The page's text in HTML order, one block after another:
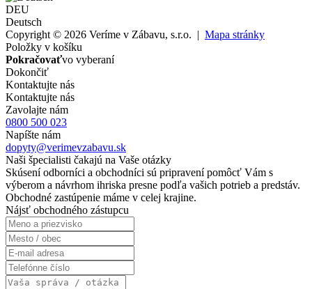
DEU
Deutsch
Copyright © 2026 Veríme v Zábavu, s.r.o. | Mapa stránky
Položky v košíku
Pokračovaťvo vyberaní
Dokončiť
Kontaktujte nás
Kontaktujte nás
Zavolajte nám
0800 500 023
Napíšte nám
dopyty@verimevzabavu.sk
Naši špecialisti čakajú na Vaše otázky
Skúsení odborníci a obchodníci sú pripravení pomôcť Vám s
výberom a návrhom ihriska presne podľa vašich potrieb a predstáv.
Obchodné zastúpenie máme v celej krajine.
Nájsť obchodného zástupcu